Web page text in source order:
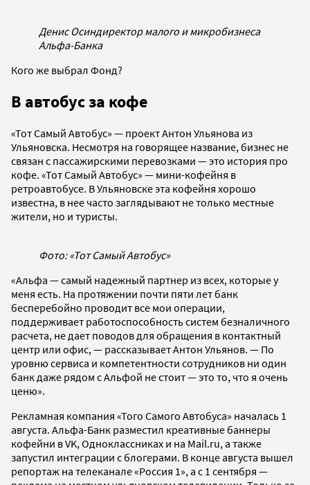
Денис Осиндиректор малого и микробизнеса
Альфа-Банка
Кого же выбрал Фонд?
В автобус за кофе
«Тот Самый Автобус» — проект Антон Ульянова из
Ульяновска. Несмотря на говорящее название, бизнес не
связан с пассажирскими перевозками — это история про
кофе. «Тот Самый Автобус» — мини-кофейня в
ретроавтобусе. В Ульяновске эта кофейня хорошо
известна, в нее часто заглядывают не только местные
жители, но и туристы.
Фото: «Тот Самый Автобус»
«Альфа — самый надежный партнер из всех, которые у
меня есть. На протяжении почти пяти лет банк
бесперебойно проводит все мои операции,
поддерживает работоспособность систем безналичного
расчета, не дает поводов для обращения в контактный
центр или офис, — рассказывает Антон Ульянов. — По
уровню сервиса и компетентности сотрудников ни один
банк даже рядом с Альфой не стоит — это то, что я очень
ценю».
Рекламная компания «Того Самого Автобуса» началась 1
августа. Альфа-Банк разместил креативные баннеры
кофейни в VK, Одноклассниках и на Mail.ru, а также
запустил интеграции с блогерами. В конце августа вышел
репортаж на телеканале «Россия 1», а с 1 сентября —